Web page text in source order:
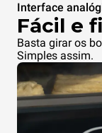
Interface
Fácil e
Basta girar os
Simples assim.